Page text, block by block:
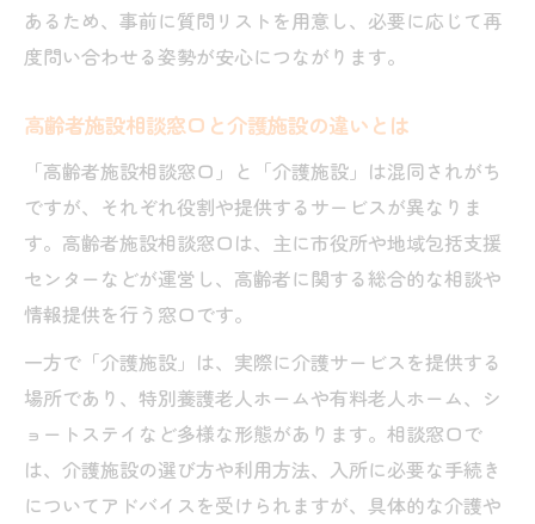
あるため、事前に質問リストを用意し、必要に応じて再
度問い合わせる姿勢が安心につながります。
高齢者施設相談窓口と介護施設の違いとは
「高齢者施設相談窓口」と「介護施設」は混同されがち
ですが、それぞれ役割や提供するサービスが異なりま
す。高齢者施設相談窓口は、主に市役所や地域包括支援
センターなどが運営し、高齢者に関する総合的な相談や
情報提供を行う窓口です。
一方で「介護施設」は、実際に介護サービスを提供する
場所であり、特別養護老人ホームや有料老人ホーム、シ
ョートステイなど多様な形態があります。相談窓口で
は、介護施設の選び方や利用方法、入所に必要な手続き
についてアドバイスを受けられますが、具体的な介護や